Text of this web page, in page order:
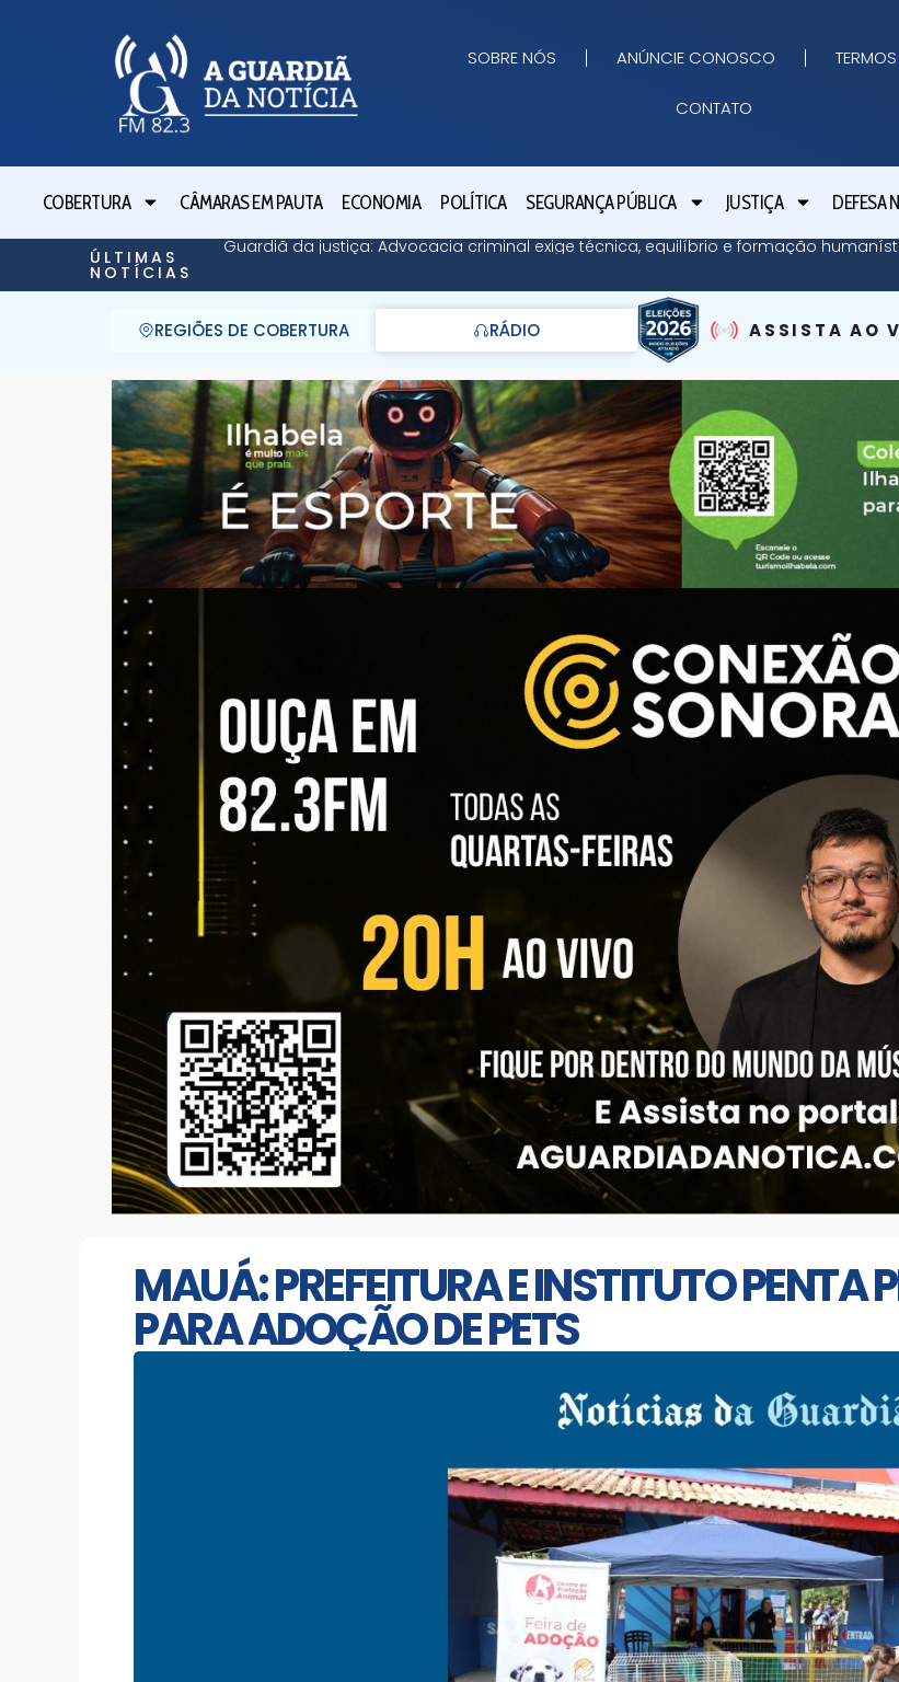
SOBRE NÓS ANÚNCIE CONOSCO
CONTATO
COBERTURA CÂMARAS EM PAUTA ECONOMIA POLÍTICA SEGURANÇA PÚBLICA JUSTIÇA DEFESA
ÚLTIMAS
NOTÍCIAS
Guardiã da justiça: Advocacia criminal exige técnica, equilíbrio e formação
REGIÕES DE COBERTURA RÁDIO ASSISTA AO
MAUÁ: PREFEITURA E INSTITUTO
PARA ADOÇÃO DE PETS